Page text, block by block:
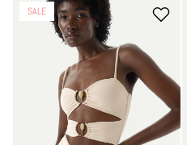
ROBES
-68%
SALE